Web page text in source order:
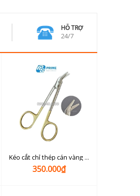
HỖ TRỢ
24/7
Kéo cắt chỉ thép cán vàng Parkistan
350.000₫